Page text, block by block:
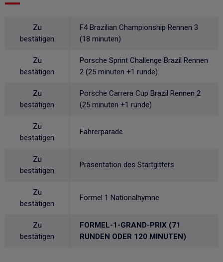
Zu
bestätigen
F4 Brazilian Championship Rennen 3
(18 minuten)
Zu
bestätigen
Porsche Sprint Challenge Brazil Rennen
2 (25 minuten +1 runde)
Zu
bestätigen
Porsche Carrera Cup Brazil Rennen 2
(25 minuten +1 runde)
Zu
bestätigen
Fahrerparade
Zu
bestätigen
Präsentation des Startgitters
Zu
bestätigen
Formel 1 Nationalhymne
Zu
bestätigen
FORMEL-1-GRAND-PRIX (71
RUNDEN ODER 120 MINUTEN)